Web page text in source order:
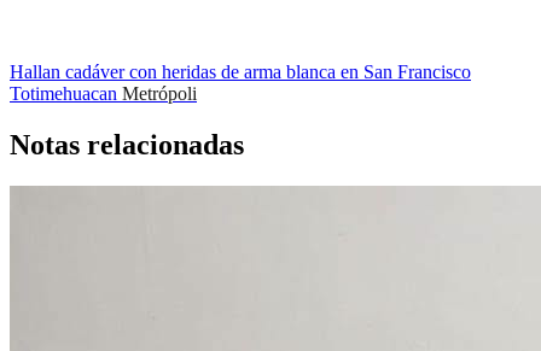
Hallan cadáver con heridas de arma blanca en San Francisco
Totimehuacan Metrópoli
Notas relacionadas